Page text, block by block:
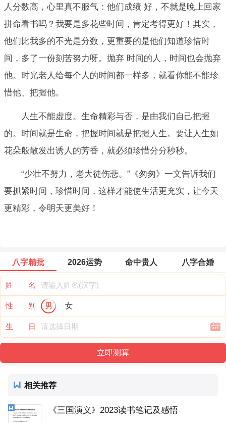
人分数高，心里真不服气：他们成绩 好，不就是晚上回家
拼命看书吗？我要是多花些时间，肯定考得更好！其实，
他们比我多的不光是分数，更重要的是他们知道珍惜时
间，多了一份刻苦努力呀。抛弃 时间的人，时间也会抛弃
他。时光老人给每个人的时间都一样多，就看你能不能珍
惜他、把握他。
人生不能虚度。生命精彩与否，是由我们自己把握
的。时间就是生命，把握时间就是把握人生。要让人生如
花朵般散发出诱人的芳香，就必须珍惜分分秒秒。
“少壮不努力，老大徒伤悲。”《匆匆》一文告诉我们
要抓紧时间，珍惜时间，这样才能使生活更充实，让今天
更精彩，令明天更美好！
八字精批 2026运势 命中贵人 八字合婚
姓 名
性 别 男 女
生 日
相关推荐
《三国演义》2023读书笔记及感悟